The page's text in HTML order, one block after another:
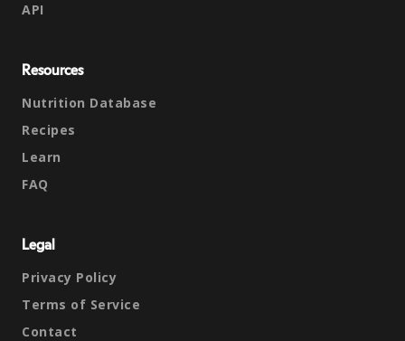
API
Resources
Nutrition Database
Recipes
Learn
FAQ
Legal
Privacy Policy
Terms of Service
Contact